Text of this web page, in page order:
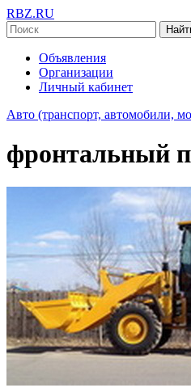
RBZ.RU
Объявления
Организации
Личный кабинет
Авто (транспорт, автомобили,
фронтальный